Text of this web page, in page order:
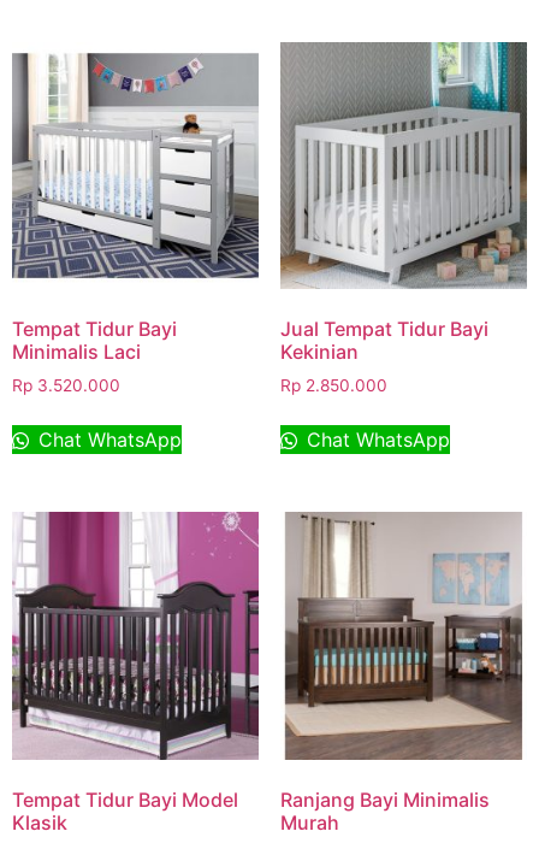
Tempat Tidur Bayi
Minimalis Laci
Rp 3.520.000
Chat WhatsApp
Jual Tempat Tidur Bayi
Kekinian
Rp2.850.000
Chat WhatsApp
Tempat Tidur Bayi Model
Klasik
Ranjang Bayi Minimalis
Murah